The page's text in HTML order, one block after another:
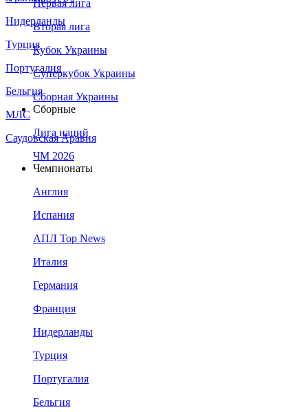
Нидерланды
Турция
Португалия
Бельгия
МЛС
Саудовская Аравия
Первая лига
Вторая лига
Кубок Украины
Суперкубок Украины
Сборная Украины
Сборные
Лига наций
ЧМ 2026
Чемпионаты
Англия
Испания
АПЛ Top News
Италия
Германия
Франция
Нидерланды
Турция
Португалия
Бельгия